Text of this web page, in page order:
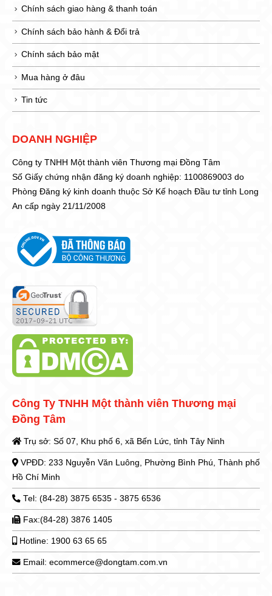
Chính sách giao hàng & thanh toán
Chính sách bảo hành & Đổi trả
Chính sách bảo mật
Mua hàng ở đâu
Tin tức
DOANH NGHIỆP
Công ty TNHH Một thành viên Thương mại Đồng Tâm
Số Giấy chứng nhận đăng ký doanh nghiệp: 1100869003 do
Phòng Đăng ký kinh doanh thuộc Sở Kế hoạch Đầu tư tỉnh Long
An cấp ngày 21/11/2008
Công Ty TNHH Một thành viên Thương mại
Đồng Tâm
Trụ sở: Số 07, Khu phố 6, xã Bến Lức, tỉnh Tây Ninh
VPĐD: 233 Nguyễn Văn Luông, Phường Bình Phú, Thành phố
Hồ Chí Minh
Tel: (84-28) 3875 6535 - 3875 6536
Fax:(84-28) 3876 1405
Hotline: 1900 63 65 65
Email: ecommerce@dongtam.com.vn